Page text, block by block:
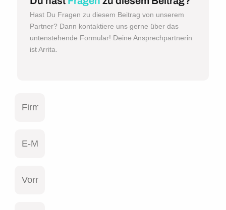
Hast Du Fragen zu diesem Beitrag von unserem
Partner? Dann kontaktiere uns gerne über das
untenstehende Formular! Deine Ansprechpartnerin
ist Arrita.